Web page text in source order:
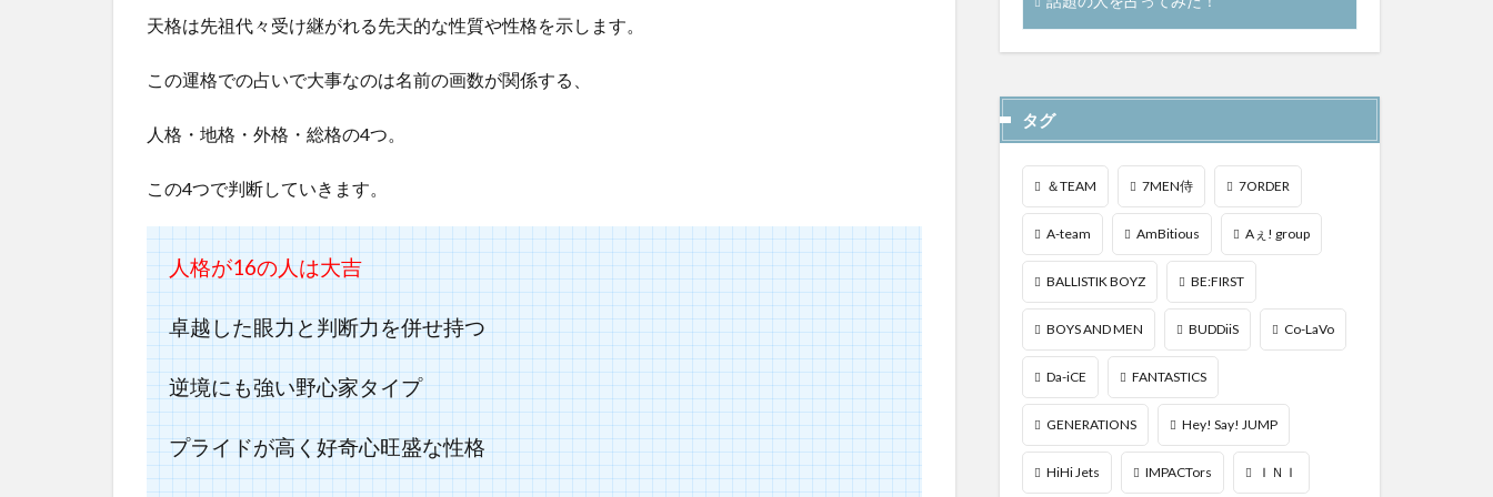
天格は先祖代々受け継がれる先天的な性質や性格を示します。
この運格での占いで大事なのは名前の画数が関係する、
人格・地格・外格・総格の4つ。
この4つで判断していきます。
人格が16の人は大吉
卓越した眼力と判断力を併せ持つ
逆境にも強い野心家タイプ
プライドが高く好奇心旺盛な性格
タグ
＆TEAM 7MEN侍 7ORDER
A-team AmBitious Aぇ! group
BALLISTIK BOYZ BE:FIRST
BOYS AND MEN BUDDiiS Co-LaVo
Da-iCE FANTASTICS
GENERATIONS Hey! Say! JUMP
HiHi Jets IMPACTors ＩＮＩ